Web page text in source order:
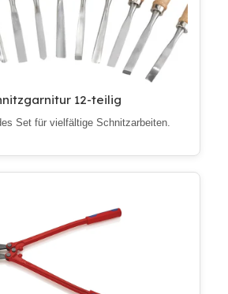
12-teilig
Set für vielfältige Schnitzarbeiten.